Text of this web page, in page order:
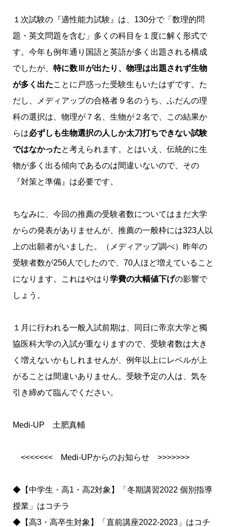
１次試験の『適性能力試験』は、130分で「数理的問
題・英文問題を含む」多くの科目を１度に解く形式で
す。今年も例年通り国語と英語が多く出題される構成
でしたが、 特に数Ⅲが出たり、物理は出題されず生物
が多く出たことに戸惑った受験生もいたはずです。 た
だし、メディアップの合格者９名のうち、ふだんの理
科の選択は、物理が７名、生物が２名で、この結果か
らは必ずしも生物選択の人しか太刀打ちできない試験
ではなかったと考えられます。
とはいえ、伝統的に生
物が多く出る傾向であるのは間違いないので、その
『対策と準備』は必要です。
ちなみに、今回の推薦の受験者数についてはまだ大学
からの発表がありませんが、推薦の一般枠には323人以
上の出願者がいました。（メディアップ調べ） 昨年の
受験者数が256人でしたので、70人ほど増えていること
になります。これはやはり 学費の大幅値下げの影響で
しょう。
１月に行われる一般入試前期は、同日に帝京大学と獨
協医科大学の入試が重なりますので、受験者数は大き
く増えないかもしれませんが、例年以上にレベルが上
がることは間違いありません。受験予定の人は、気を
引き締めて臨んでください。
Medi-UP 土肥真輔
<<<<<<< Medi-UPからのお知らせ >>>>>>>
◆【中学生・高1・高2対象】「冬期講習2022 個別指導
授業」はコチラ
◆【高3・高卒生対象】「直前講座2022-2023」はコチ